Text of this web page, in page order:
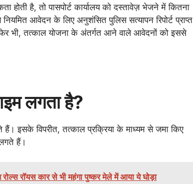
होती है, तो पासपोर्ट कार्यालय को दस्तावेज़ भेजने में कितना
आवेदन के लिए अनुशंसित पुलिस सत्यापन रिपोर्ट प्राप्त
फिर भी, तत्काल योजना के अंतर्गत आने वाले आवेदनों को इससे
लगता है?
इसके विपरीत, तत्काल प्रक्रिया के माध्यम से जमा किए
हैं।
रॉयस कार से भी महंगा पुष्कर मेले में आया ये घोड़ा